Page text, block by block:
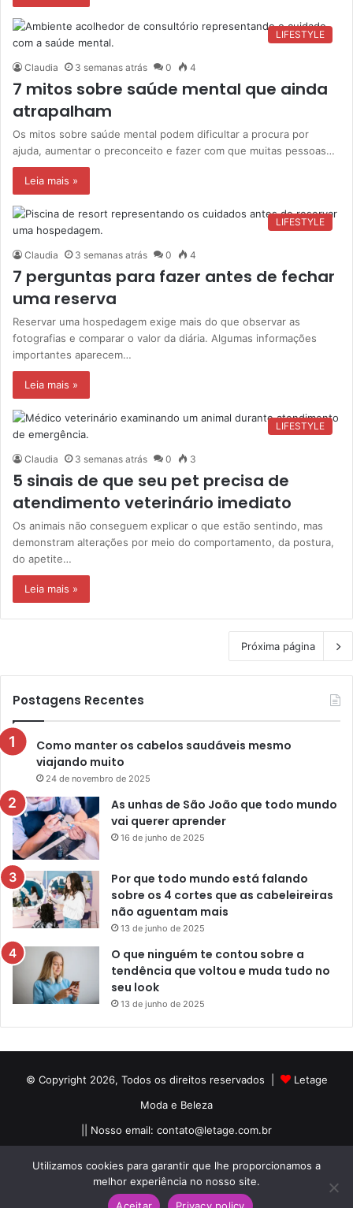
LIFESTYLE
Claudia 3 semanas atrás 0 4
7 mitos sobre saúde mental que ainda
atrapalham
Os mitos sobre saúde mental podem dificultar a procura por
ajuda, aumentar o preconceito e fazer com que muitas pessoas…
Leia mais »
LIFESTYLE
Claudia 3 semanas atrás 0 4
7 perguntas para fazer antes de fechar
uma reserva
Reservar uma hospedagem exige mais do que observar as
fotografias e comparar o valor da diária. Algumas informações
importantes aparecem…
Leia mais »
LIFESTYLE
Claudia 3 semanas atrás 0 3
5 sinais de que seu pet precisa de
atendimento veterinário imediato
Os animais não conseguem explicar o que estão sentindo, mas
demonstram alterações por meio do comportamento, da postura,
do apetite…
Leia mais »
Próxima página
Postagens Recentes
Como manter os cabelos saudáveis mesmo
viajando muito
24 de novembro de 2025
As unhas de São João que todo mundo
vai querer aprender
16 de junho de 2025
Por que todo mundo está falando
sobre os 4 cortes que as cabeleireiras
não aguentam mais
13 de junho de 2025
O que ninguém te contou sobre a
tendência que voltou e muda tudo no
seu look
13 de junho de 2025
© Copyright 2026, Todos os direitos reservados |
Letage
Moda e Beleza
|| Nosso email: contato@letage.com.br
FacebookPinterestInstagram
Utilizamos cookies para garantir que lhe proporcionamos a
melhor experiência no nosso site.
Aceitar
Privacy policy